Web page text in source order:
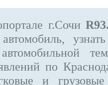
г.Сочи
по
и